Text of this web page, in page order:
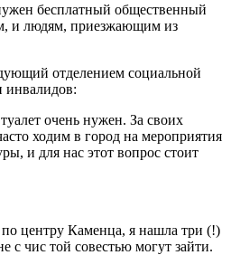
бесплатный общественный
и людям, приезжающим из
отделением социальной
инвалидов:
очень нужен. За своих
ходим в город на мероприятия
и для нас этот вопрос стоит
центру Каменца, я нашла три (!)
с чис той совестью могут зайти.